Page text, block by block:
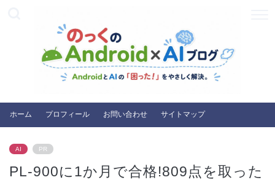
ホーム プロフィール お問い合わせ サイトマップ
AI PR
PL-900に1か月で合格!809点を取った